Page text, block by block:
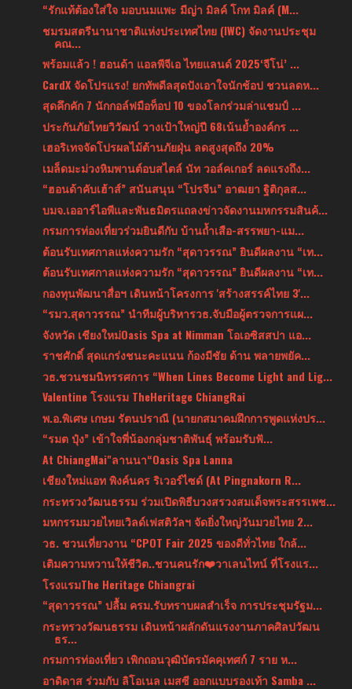
“รักแท้ต้องใส่ใจ มอบนมแพะ มีญ่า มิลค์ โกท มิลค์ (M...
ชมรมสตรีนานาชาติแห่งประเทศไทย (IWC) จัดงานประชุม
คณ...
พร้อมแล้ว ! ฮอนด้า แอลพีจีเอ ไทยแลนด์ 2025‘จีโน่’ ...
CardX จัดโปรแรง! ยกทัพดีลสุดปังเอาใจนักช้อป ชวนลดห...
สุดคึกคัก 7 นักกอล์ฟมือท็อป 10 ของโลกร่วมล่าแชมป์ ...
ประกันภัยไทยวิวัฒน์ วางเป้าใหญ่ปี 68เน้นย้ำองค์กร ...
เฮอริเทจจัดโปรผลไม้ต้านภัยฝุ่น ลดสูงสุดถึง 20%
เมล็ดมะม่วงหิมพานต์อบสไตล์ นัท วอล์คเกอร์ ลดแรงถึง...
“ฮอนด้าคับเฮ้าส์” สนันสนุน “โปรจีน” อาฒยา ฐิติกุลส...
บมจ.เออาร์ไอพีและพันธมิตรแถลงข่าวจัดงานมหกรรมสินค้...
กรมการท่องเที่ยวร่วมยินดีกับ บ้านถ้ำเสือ-สรรพยา-แม...
ต้อนรับเทศกาลแห่งความรัก “สุดาวรรณ” ยินดีผลงาน “เท...
ต้อนรับเทศกาลแห่งความรัก “สุดาวรรณ” ยินดีผลงาน “เท...
กองทุนพัฒนาสื่อฯ เดินหน้าโครงการ 'สร้างสรรค์ไทย 3'...
“รมว.สุดาวรรณ” นำทีมผู้บริหารวธ.จับมือผู้ตรวจการแผ...
จังหวัด เชียงใหม่Oasis Spa at Nimman โอเอซิสสปา แอ...
ราชศักดิ์ สุดแกร่งชนะคะแนน ก้องมีชัย ด้าน พลายพยัค...
วธ.ชวนชมนิทรรศการ “When Lines Become Light and Lig...
Valentine โรงแรม TheHeritage ChiangRai
พ.อ.พิเศษ เกษม รัตนปราณี (นายกสมาคมฝึกการพูดแห่งปร...
“รมต ปุ๋ง” เข้าใจพี่น้องกลุ่มชาติพันธุ์ พร้อมรับฟั...
At ChiangMai"ลานนา“Oasis Spa Lanna
เชียงใหม่แอท พิงค์นคร ริเวอร์ไซด์ (At Pingnakorn R...
กระทรวงวัฒนธรรม ร่วมเปิดพิธีบวงสรวงสมเด็จพระสรรเพช...
มหกรรมมวยไทยเวิลด์เฟสติวัลฯ จัดยิ่งใหญ่วันมวยไทย 2...
วธ. ชวนเที่ยวงาน “CPOT Fair 2025 ของดีทั่วไทย ใกล้...
เติมความหวานให้ชีวิต..ชวนคนรัก❤️วาเลนไทน์ ที่โรงแร...
โรงแรมThe Heritage Chiangrai
“สุดาวรรณ” ปลื้ม ครม.รับทราบผลสำเร็จ การประชุมรัฐม...
กระทรวงวัฒนธรรม เดินหน้าผลักดันแรงงานภาคศิลปวัฒน
ธร...
กรมการท่องเที่ยว เพิกถอนวุฒิบัตรมัคคุเทศก์ 7 ราย ห...
อาดิดาส ร่วมกับ ลิโอเนล เมสซี ออกแบบรองเท้า Samba ...